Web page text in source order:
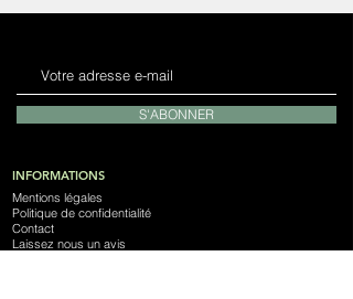
S'ABONNER
INFORMATIONS
Mentions légales
Politique de confidentialité
Contact
Laissez nous un avis